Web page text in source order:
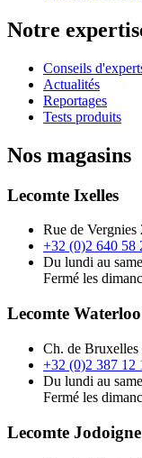
Notre
Conseils
Actualités
Reportages
Tests produits
Nos magasins
Lecomte Ixelles
Rue de
+32 (0)2 640 58
Du lundi au
Fermé les
Lecomte Waterloo
Ch. de
+32 (0)2 387 12
Du lundi au
Fermé les
Lecomte Jodoigne